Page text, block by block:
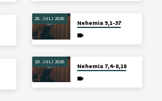
26. JULI 2026
Nehemia 9,1-37
19. JULI 2026
Nehemia 7,4–8,18